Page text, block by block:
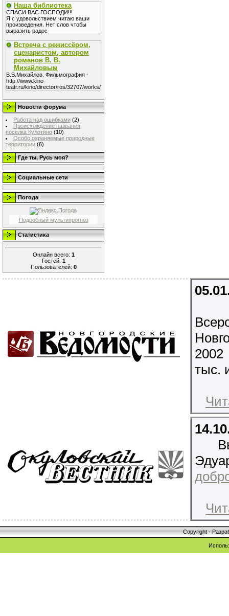
Наша библиотека
СПАСИ ВАС ГОСПОДИ!!!
Я с удовольствием читаю ваши
произведения. Нет слов чтобы
выразить радос
Встреча с режиссёром,
сценаристом, автором
романов В. В.
Михайловым
В.В.Михайлов. Фильмография -
http://www.kino-
teatr.ru/kino/director/ros/32707/works/
Новости форума
Работа над ошибками (2)
Происхождение названия
поселка Кулотино (10)
Особо охраняемые природные
территории (6)
Где ты, Русь моя?
Социальные сети
Погода
Подробный мультипрогноз
Статистика
Онлайн всего: 1
Гостей: 1
Пользователей: 0
тыс.
Copyright -